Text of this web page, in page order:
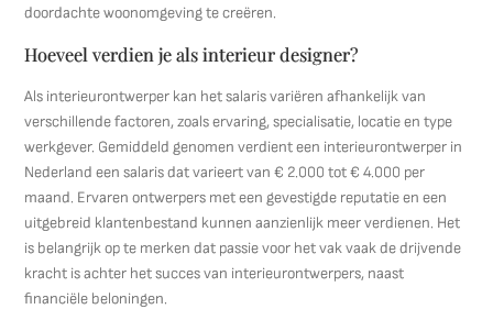
doordachte woonomgeving te creëren.
Hoeveel verdien je als interieur designer?
Als interieurontwerper kan het salaris variëren afhankelijk van
verschillende factoren, zoals ervaring, specialisatie, locatie en type
werkgever. Gemiddeld genomen verdient een interieurontwerper in
Nederland een salaris dat varieert van € 2.000 tot € 4.000 per
maand. Ervaren ontwerpers met een gevestigde reputatie en een
uitgebreid klantenbestand kunnen aanzienlijk meer verdienen. Het
is belangrijk op te merken dat passie voor het vak vaak de drijvende
kracht is achter het succes van interieurontwerpers, naast
financiële beloningen.